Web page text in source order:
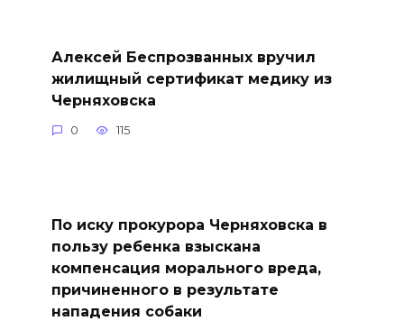
Алексей Беспрозванных вручил
жилищный сертификат медику из
Черняховска
0 115
По иску прокурора Черняховска в
пользу ребенка взыскана
компенсация морального вреда,
причиненного в результате
нападения собаки